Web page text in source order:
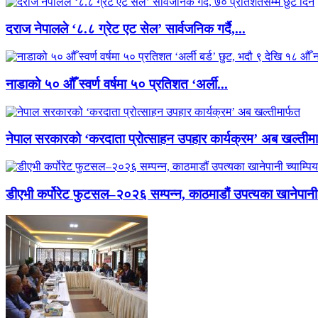
दराज नेपालले ‘८.८ ग्रेट एट सेल’ सार्वजनिक गर्दै,...
नाडाको ५० औँ स्वर्ण वर्षमा ५० प्रतिशत ‘अर्ली...
नेपाल सरकारको ‘करदाता प्रोत्साहन उपहार कार्यक्रम’ अब
डीएभी कर्पोरेट फुटसल–२०२६ सम्पन्न, काठमाडौं उपत्यका खानेपानी